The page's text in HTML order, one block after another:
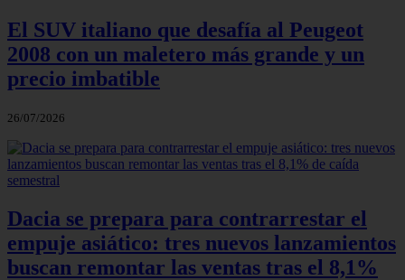
El SUV italiano que desafía al Peugeot
2008 con un maletero más grande y un
precio imbatible
26/07/2026
Dacia se prepara para contrarrestar el
empuje asiático: tres nuevos lanzamientos
buscan remontar las ventas tras el 8,1%